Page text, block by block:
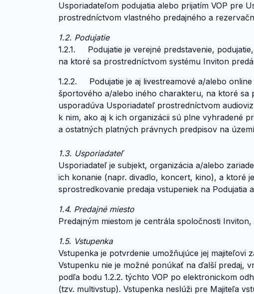
Usporiadateľom podujatia alebo prijatím VOP pre
prostredníctvom vlastného predajného a
1.2. Podujatie
1.2.1. Podujatie je verejné predstavenie,
na ktoré sa prostredníctvom systému Inviton
1.2.2. Podujatie je aj livestreamové a/alebo
športového a/alebo iného charakteru, na ktoré
usporadúva Usporiadateľ prostredníctvom
k nim, ako aj k ich organizácii sú plne vyhradené
a ostatných platných právnych predpisov na
1.3. Usporiadateľ
Usporiadateľ je subjekt, organizácia a/alebo
ich konanie (napr. divadlo, koncert, kino), a ktoré
sprostredkovanie predaja vstupeniek na
1.4. Predajné miesto
Predajným miestom je centrála spoločnosti
1.5. Vstupenka
Vstupenka je potvrdenie umožňujúce jej
Vstupenku nie je možné ponúkať na ďalší predaj,
podľa bodu 1.2.2. týchto VOP po elektronickom
(tzv. multivstup). Vstupenka neslúži pre Majiteľa